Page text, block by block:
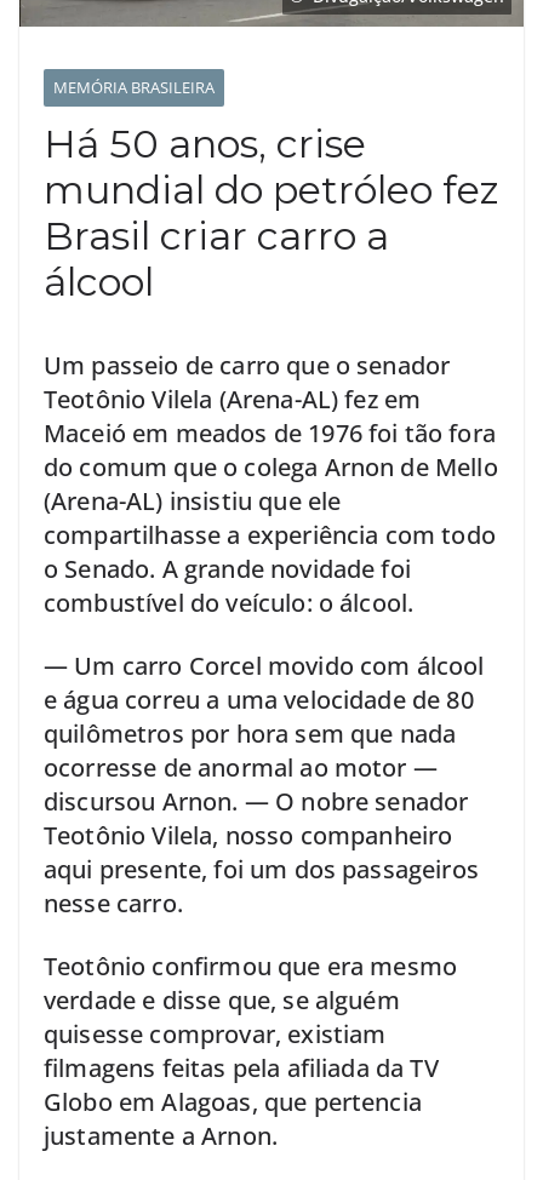
MEMÓRIA BRASILEIRA
Há 50 anos, crise
mundial do petróleo fez
Brasil criar carro a
álcool
Um passeio de carro que o senador
Teotônio Vilela (Arena-AL) fez em
Maceió em meados de 1976 foi tão fora
do comum que o colega Arnon de Mello
(Arena-AL) insistiu que ele
compartilhasse a experiência com todo
o Senado. A grande novidade foi
combustível do veículo: o álcool.
— Um carro Corcel movido com álcool
e água correu a uma velocidade de 80
quilômetros por hora sem que nada
ocorresse de anormal ao motor —
discursou Arnon. — O nobre senador
Teotônio Vilela, nosso companheiro
aqui presente, foi um dos passageiros
nesse carro.
Teotônio confirmou que era mesmo
verdade e disse que, se alguém
quisesse comprovar, existiam
filmagens feitas pela afiliada da TV
Globo em Alagoas, que pertencia
justamente a Arnon.